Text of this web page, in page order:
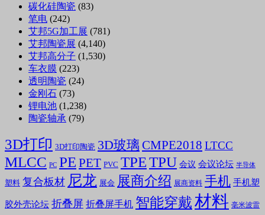
碳化硅陶瓷 (83)
笔电 (242)
艾邦5G加工展 (781)
艾邦陶瓷展 (4,140)
艾邦高分子 (1,530)
车衣膜 (223)
透明陶瓷 (24)
金刚石 (73)
锂电池 (1,238)
陶瓷轴承 (79)
3D打印 3D打印陶瓷 3D玻璃 CMPE2018 LTCC
MLCC PC PE PET PVC TPETPU 会议 会议论坛 半导体
塑料 复合板材 尼龙 展会 展商介绍 展商资料 手机 手机塑
胶外壳论坛 折叠屏 折叠屏手机 智能穿戴材料 毫米波雷